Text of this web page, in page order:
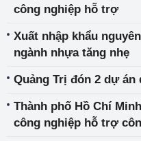
công nghiệp hỗ trợ
Xuất nhập khẩu
ngành nhựa tăng nhẹ
Quảng Trị đón 2 dự án
Thành phố Hồ Chí
công nghiệp hỗ trợ